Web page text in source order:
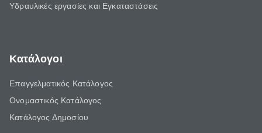
Υδραυλικές εργασίες και Εγκαταστάσεις
Κατάλογοι
Επαγγελματικός Κατάλογος
Ονομαστικός Κατάλογος
Κατάλογος Δημοσίου